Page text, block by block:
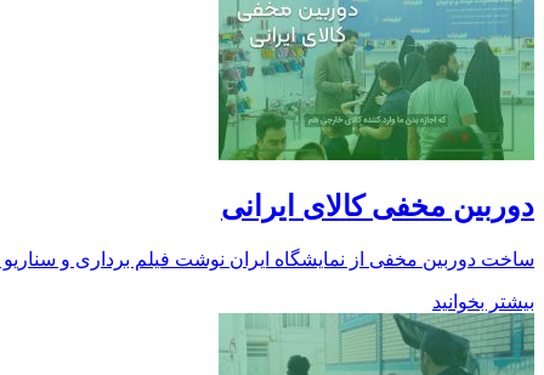
دوربین مخفی کالای ایرانی
ساخت دوربین مخفی از نمایشگاه ایران نوشت فیلم برداری و سناریو
بیشتر بخوانید